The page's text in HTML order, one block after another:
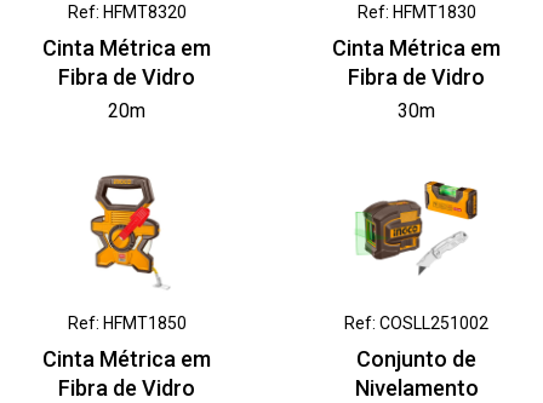
Ref: HFMT8320
Cinta Métrica em
Fibra de Vidro
20m
Ref: HFMT1830
Cinta Métrica em
Fibra de Vidro
30m
Ref: HFMT1850
Cinta Métrica em
Fibra de Vidro
Ref: COSLL251002
Conjunto de
Nivelamento